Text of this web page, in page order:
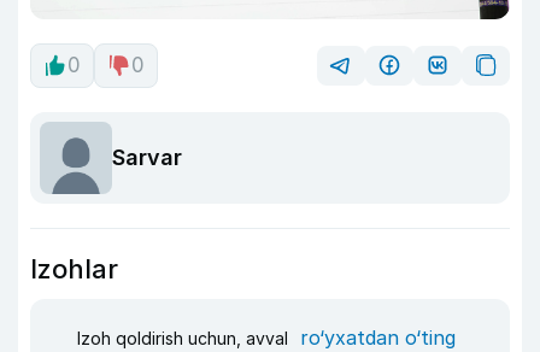
0 0
Sarvar
Izohlar
Izoh qoldirish uchun, avval ro‘yxatdan o‘ting